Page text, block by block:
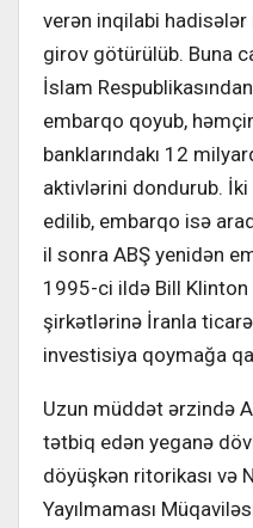
verən inqilabi
girov götürülüb. Buna
İslam
embarqo qoyub,
banklarındakı 12
aktivlərini dondurub.
edilib, embarqo isə
il sonra ABŞ yenidən
1995-ci ildə Bill
şirkətlərinə İranla
investisiya qoymağa
Uzun müddət ərzində
tətbiq edən yeganə
döyüşkən ritorikası və
Yayılmaması